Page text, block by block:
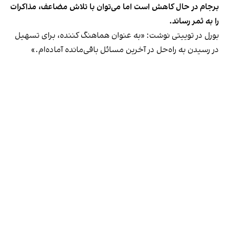
برجام در حال کاهش است اما می‌توان با تلاش مضاعف، مذاکرات
را به ثمر رساند.
بورل در توییتی نوشت: «به عنوان هماهنگ کننده، برای تسهیل
در رسیدن به راه‌حل در آخرین مسائل باقی‌مانده آماده‌ام.»